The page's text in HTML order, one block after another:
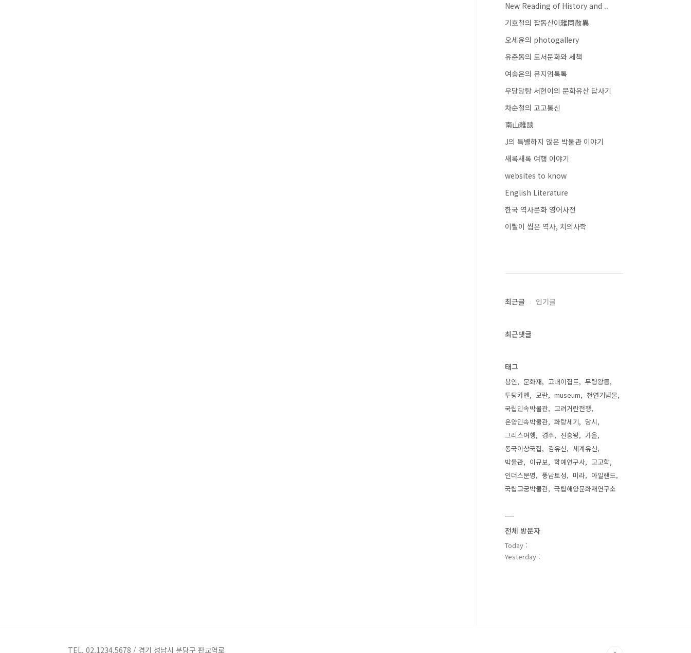
New Reading of History and ..
기호철의 잡동산이雜同散異
오세윤의 photogallery
유춘동의 도서문화와 세책
여송은의 뮤지엄톡톡
우당당탕 서현이의 문화유산 답사기
차순철의 고고통신
南山雜談
J의 특별하지 않은 박물관 이야기
새록새록 여행 이야기
websites to know
English Literature
한국 역사문화 영어사전
이빨이 씹은 역사, 치의사학
최근글 인기글
최근댓글
태그
용인 문화재 고대이집트
무령왕릉
투탕카멘
모란 museum
천연기념물
국립민속박물관
고려거란전쟁
온양민속박물관
화랑세기
당시
그리스여행
경주 진흥왕
가을
동국이상국집
김유신
세계유산
박물관
이규보 학예연구사
고고학
인더스문명
풍납토성 미라
아일랜드
국립고궁박물관
국립해양문화재연구소
전체 방문자
Today :
Yesterday :
TEL. 02.1234.5678 / 경기 성남시 분당구 판교역로